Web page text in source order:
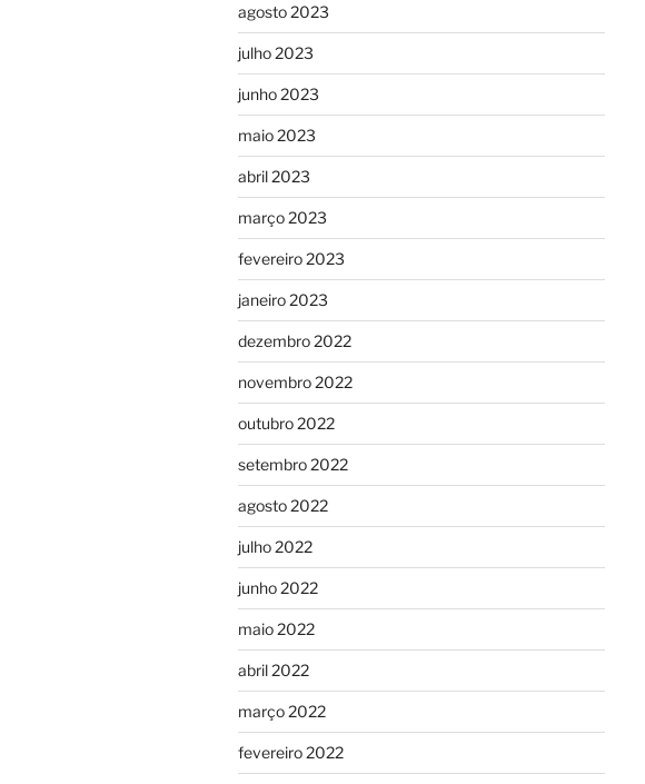
agosto 2023
julho 2023
junho 2023
maio 2023
abril 2023
março 2023
fevereiro 2023
janeiro 2023
dezembro 2022
novembro 2022
outubro 2022
setembro 2022
agosto 2022
julho 2022
junho 2022
maio 2022
abril 2022
março 2022
fevereiro 2022